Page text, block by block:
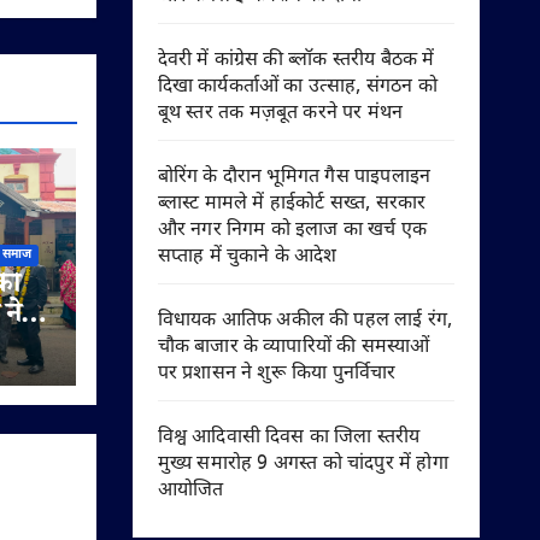
समाज
ने
देवरी में कांग्रेस की ब्लॉक स्तरीय बैठक में
दिखा कार्यकर्ताओं का उत्साह, संगठन को
बूथ स्तर तक मज़बूत करने पर मंथन
बोरिंग के दौरान भूमिगत गैस पाइपलाइन
ब्लास्ट मामले में हाईकोर्ट सख्त, सरकार
और नगर निगम को इलाज का खर्च एक
सप्ताह में चुकाने के आदेश
विधायक आतिफ अकील की पहल लाई रंग,
चौक बाजार के व्यापारियों की समस्याओं
पर प्रशासन ने शुरू किया पुनर्विचार
विश्व आदिवासी दिवस का जिला स्तरीय
मुख्य समारोह 9 अगस्त को चांदपुर में होगा
आयोजित